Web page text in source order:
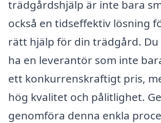
trädgårdshjälp är inte bara
också en tidseffektiv lösning
rätt hjälp för din trädgård. Du
ha en leverantör som inte
ett konkurrenskraftigt pris,
hög kvalitet och pålitlighet.
genomföra denna enkla